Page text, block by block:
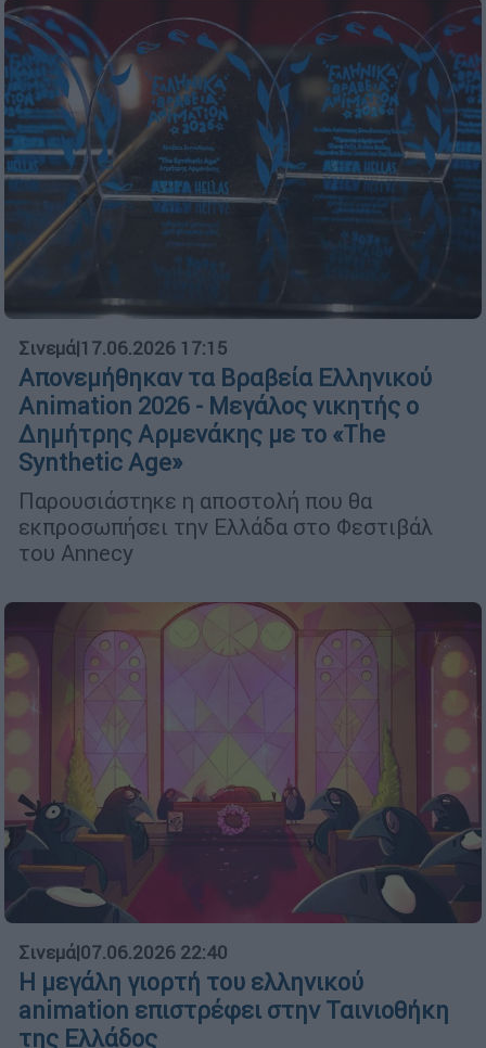
Σινεμά|17.06.2026 17:15
Απονεμήθηκαν τα Βραβεία Ελληνικού
Animation 2026 - Μεγάλος νικητής ο
Δημήτρης Αρμενάκης με το «The
Synthetic Age»
Παρουσιάστηκε η αποστολή που θα
εκπροσωπήσει την Ελλάδα στο Φεστιβάλ
του Annecy
Σινεμά|07.06.2026 22:40
H μεγάλη γιορτή του ελληνικού
animation επιστρέφει στην Ταινιοθήκη
της Ελλάδος